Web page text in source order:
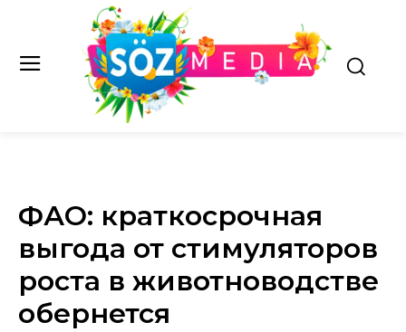
ФАО: краткосрочная
выгода от стимуляторов
роста в животноводстве
обернется